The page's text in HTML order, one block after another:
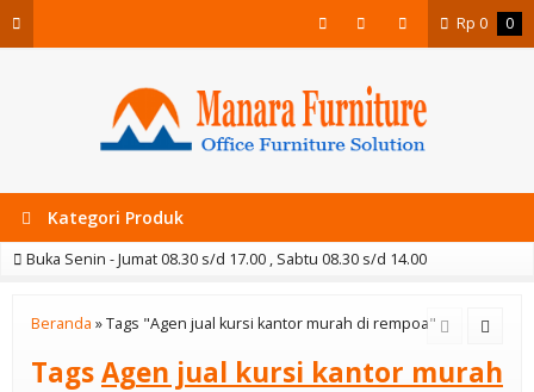
Rp 0 0
Kategori Produk
Buka Senin - Jumat 08.30 s/d 17.00 , Sabtu 08.30 s/d 14.00
Beranda »Tags "Agen jual kursi kantor murah di rempoa"
TagsAgen jual kursi kantor murah